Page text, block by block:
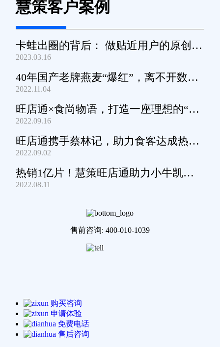
慧策客户案例
卡蛙出圈的背后： 做贴近用户的原创小
家电
2023.03.16
40年国产老牌燕麦“爆红”，离不开数字
化工具的支撑
2022.11.04
旺店通×食尚物语，打造一座理想的“零
食王国”
2022.09.16
旺店通携手蔡林记，助力食客达成热干
面自由
2022.09.02
热销1亿片！慧策旺店通助力小牛凯西
通关家庭牛排圈~
2022.08.11
售前咨询: 400-010-1039
购买咨询
申请体验
免费电话
售后咨询